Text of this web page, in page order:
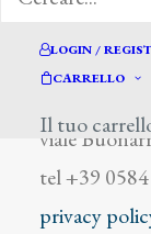
LOGIN /
CARRELLO
Il tuo
viale
tel +39
privacy